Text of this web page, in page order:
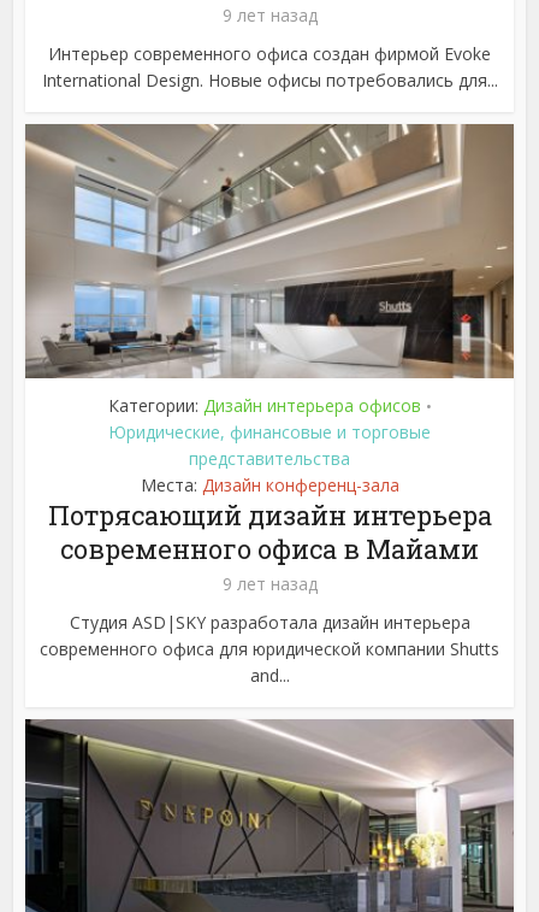
9 лет назад
Интерьер современного офиса создан фирмой Evoke
International Design. Новые офисы потребовались для...
Категории: Дизайн интерьера офисов •
Юридические, финансовые и торговые
представительства
Места: Дизайн конференц-зала
Потрясающий дизайн интерьера
современного офиса в Майами
9 лет назад
Студия ASD|SKY разработала дизайн интерьера
современного офиса для юридической компании Shutts
and...